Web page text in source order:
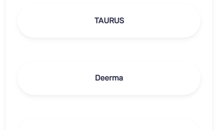
TAURUS
Deerma